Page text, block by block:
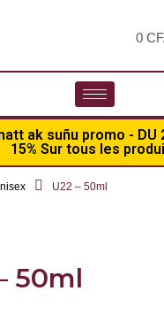
0
ak suñu promo - DU
15% Sur tous les
U22 – 50ml
50ml